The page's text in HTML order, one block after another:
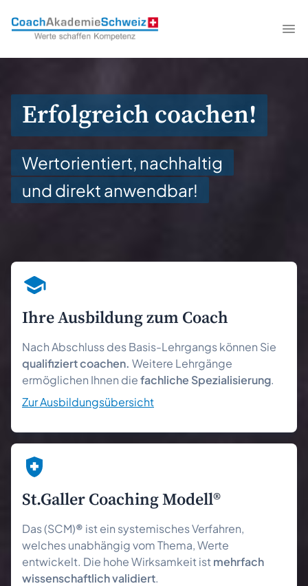
CoachAkademieSchweiz
Erfolgreich coachen!
Wertorientiert, nachhaltig
und direkt anwendbar!
Ihre Aus­bildung zum Coach
Nach Abschluss des Basis-Lehrgangs können Sie
qualifiziert coachen. Weitere Lehrgänge
ermöglichen Ihnen diefachliche Spezialisierung.
Zur Ausbildungsübersicht
St.Galler Coaching Modell®
Das (SCM)® ist ein systemisches Verfahren,
welches unabhängig vom Thema, Werte
entwickelt. Die hohe Wirksamkeit ist mehrfach
wissenschaftlich validiert.